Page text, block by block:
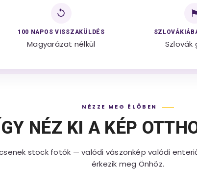
↺
100 NAPOS VISSZAKÜLDÉS
Magyarázat nélkül
⚑
Szlovák
NÉZZE MEG ÉLŐBEN
NÉZ KI A KÉP
stock fotók — valódi vászonkép valódi
érkezik meg Önhöz.